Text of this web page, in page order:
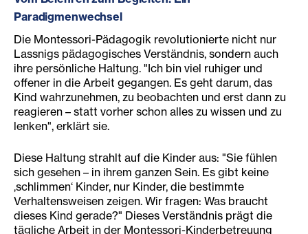
Paradigmenwechsel
Die Montessori-Pädagogik revolutionierte nicht nur
Lassnigs pädagogisches Verständnis, sondern auch
ihre persönliche Haltung. "Ich bin viel ruhiger und
offener in die Arbeit gegangen. Es geht darum, das
Kind wahrzunehmen, zu beobachten und erst dann zu
reagieren – statt vorher schon alles zu wissen und zu
lenken", erklärt sie.
Diese Haltung strahlt auf die Kinder aus: "Sie fühlen
sich gesehen – in ihrem ganzen Sein. Es gibt keine
‚schlimmen‘ Kinder, nur Kinder, die bestimmte
Verhaltensweisen zeigen. Wir fragen: Was braucht
dieses Kind gerade?" Dieses Verständnis prägt die
tägliche Arbeit in der Montessori-Kinderbetreuung